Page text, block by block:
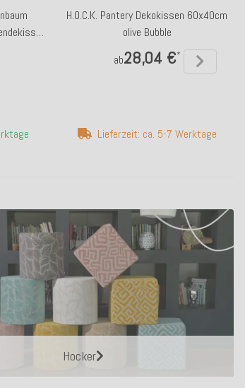
weiß
H.O.C.K. Pantery Dekokissen 60x40cm
olive Bubble
ab28,04 €*
Lieferzeit: ca. 5-7 Werktage
Hocker